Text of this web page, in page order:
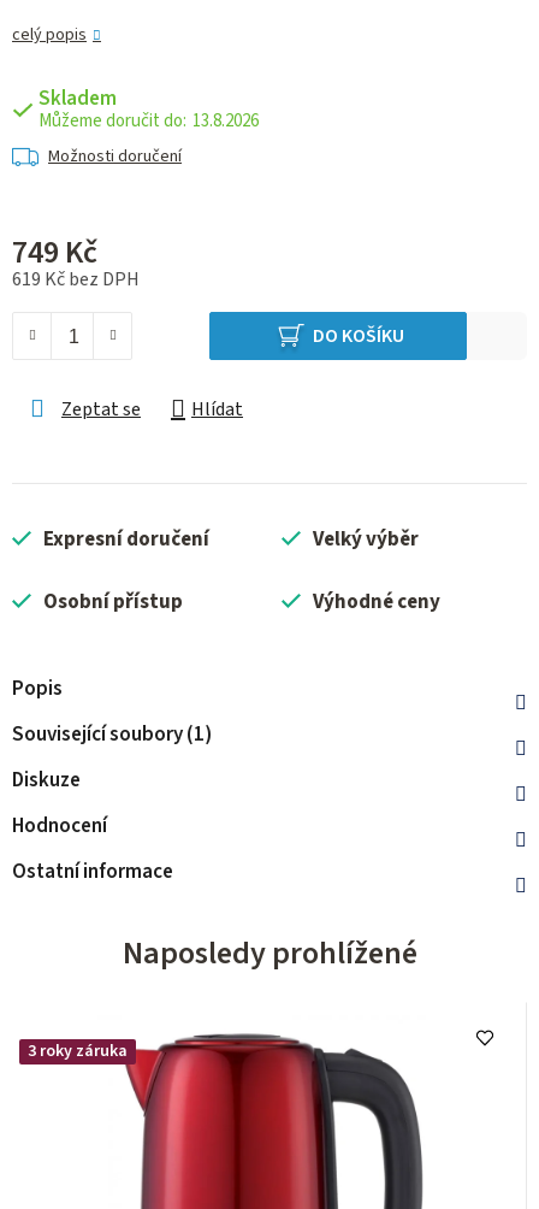
celý popis
Skladem
13.8.2026
Možnosti doručení
749 Kč
619 Kč bez DPH
DO KOŠÍKU
Zeptat se Hlídat
Expresní doručení Velký výběr
Osobní přístup Výhodné ceny
Popis
Související soubory (1)
Diskuze
Hodnocení
Ostatní informace
Naposledy prohlížené
3 roky záruka